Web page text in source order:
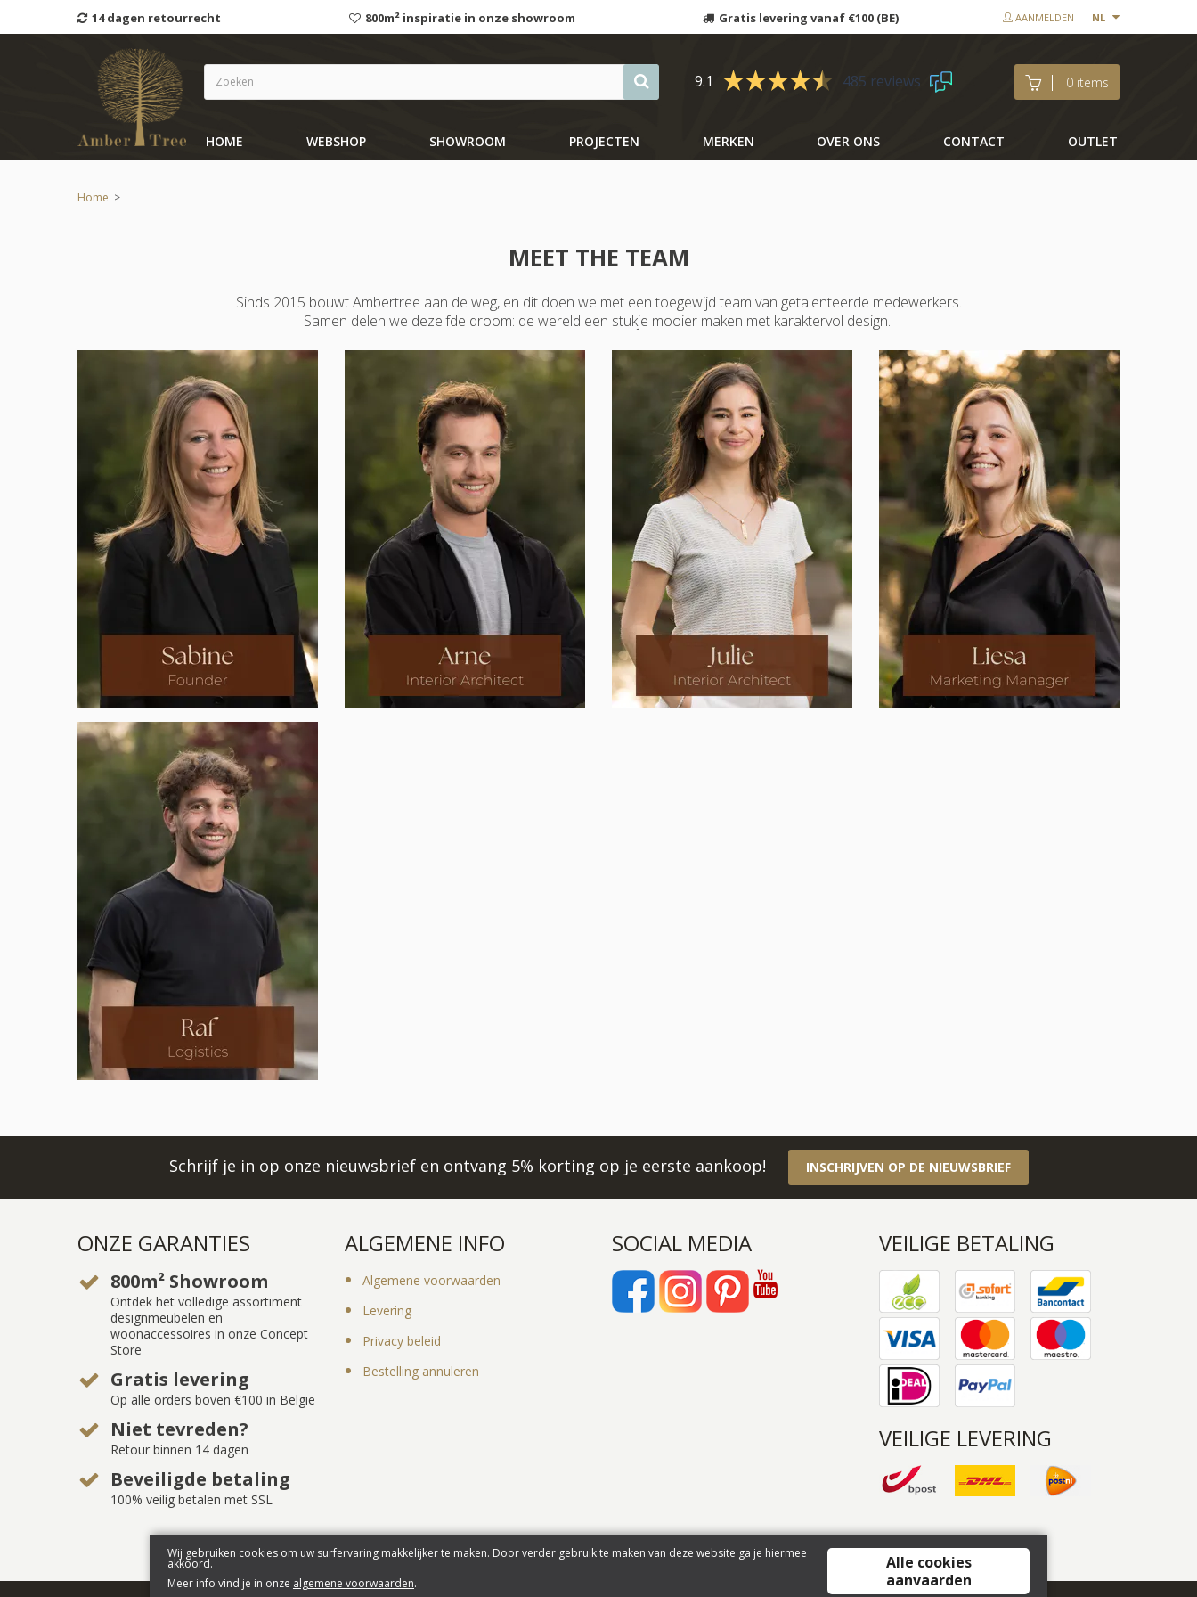
14 dagen retourrecht 800m² inspiratie in onze showroom Gratis levering vanaf €100 (BE) AANMELDEN NL
9.1 485 reviews 0 items
HOME WEBSHOP SHOWROOM PROJECTEN MERKEN OVER ONS CONTACT OUTLET
Home >
MEET THE TEAM
Sinds 2015 bouwt Ambertree aan de weg, en dit doen we met een toegewijd team van getalenteerde medewerkers.
Samen delen we dezelfde droom: de wereld een stukje mooier maken met karaktervol design.
Schrijf je in op onze nieuwsbrief en ontvang 5% korting op je eerste aankoop! INSCHRIJVEN OP DE NIEUWSBRIEF
ONZE GARANTIES
800m² Showroom
Ontdek het volledige assortiment
designmeubelen en
woonaccessoires in onze Concept
Store
Gratis levering
Op alle orders boven €100 in België
Niet tevreden?
Retour binnen 14 dagen
Beveiligde betaling
100% veilig betalen met SSL
ALGEMENE INFO
Algemene voorwaarden
Levering
Privacy beleid
Bestelling annuleren
SOCIAL MEDIA VEILIGE BETALING
VEILIGE LEVERING
Wij gebruiken cookies om uw surfervaring makkelijker te maken. Door verder gebruik te maken van deze website ga je hiermee
akkoord.
Meer info vind je in onze algemene voorwaarden.
Alle cookies
aanvaarden